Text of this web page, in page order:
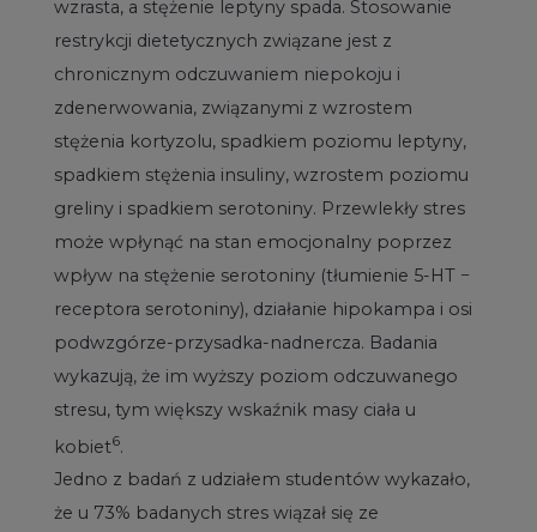
wzrasta, a stężenie leptyny spada. Stosowanie
restrykcji dietetycznych związane jest z
chronicznym odczuwaniem niepokoju i
zdenerwowania, związanymi z wzrostem
stężenia kortyzolu, spadkiem poziomu leptyny,
spadkiem stężenia insuliny, wzrostem poziomu
greliny i spadkiem serotoniny. Przewlekły stres
może wpłynąć na stan emocjonalny poprzez
wpływ na stężenie serotoniny (tłumienie 5-HT −
receptora serotoniny), działanie hipokampa i osi
podwzgórze-przysadka-nadnercza. Badania
wykazują, że im wyższy poziom odczuwanego
stresu, tym większy wskaźnik masy ciała u
kobiet6.
Jedno z badań z udziałem studentów wykazało,
że u 73% badanych stres wiązał się ze